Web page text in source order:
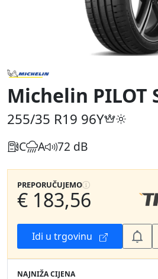
Michelin PILOT
255/35 R19 96Y
C A 72 dB
PREPORUČUJEMO
€ 183,56
Idi u trgovinu
NAJNIŽA CIJENA